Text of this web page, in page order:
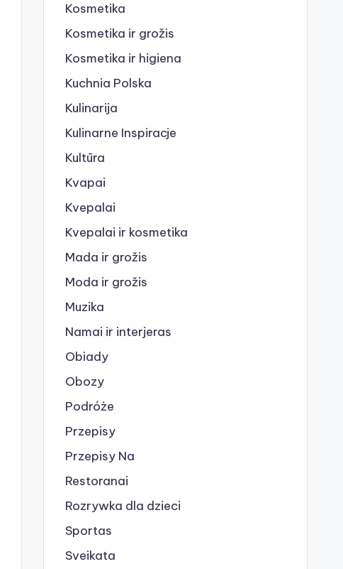
Kosmetika
Kosmetika ir grožis
Kosmetika ir higiena
Kuchnia Polska
Kulinarija
Kulinarne Inspiracje
Kultūra
Kvapai
Kvepalai
Kvepalai ir kosmetika
Mada ir grožis
Moda ir grožis
Muzika
Namai ir interjeras
Obiady
Obozy
Podróże
Przepisy
Przepisy Na
Restoranai
Rozrywka dla dzieci
Sportas
Sveikata